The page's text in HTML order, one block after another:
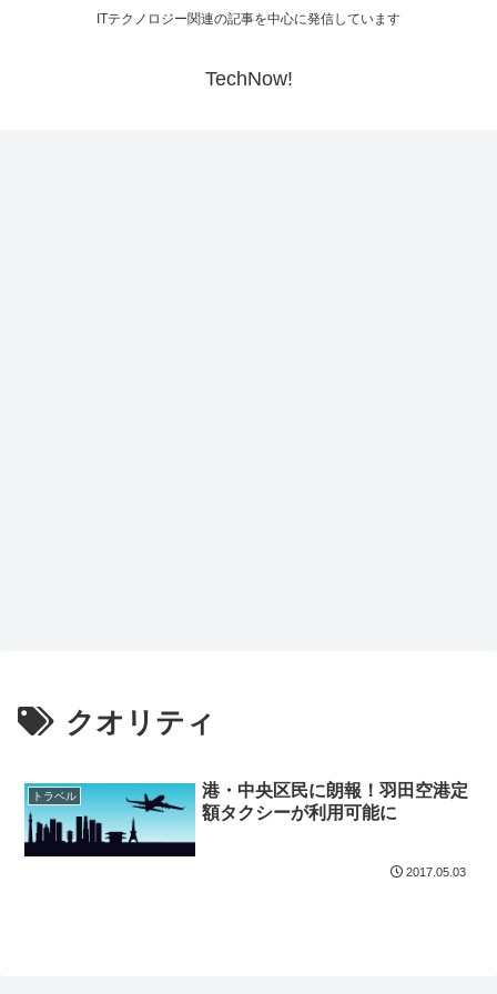
ITテクノロジー関連の記事を中心に発信しています
TechNow!
クオリティ
トラベル
港・中央区民に朗報！羽田空港定
額タクシーが利用可能に
2017.05.03